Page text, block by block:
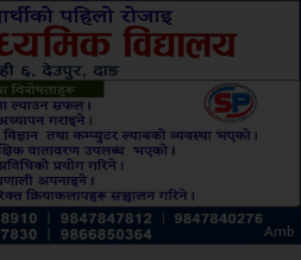
Sdc